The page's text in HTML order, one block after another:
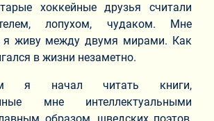
хоккейные друзья считали
лопухом, чудаком. Мне
я живу между двумя мирами. Как
в жизни незаметно.
я начал читать книги,
мне интеллектуальными